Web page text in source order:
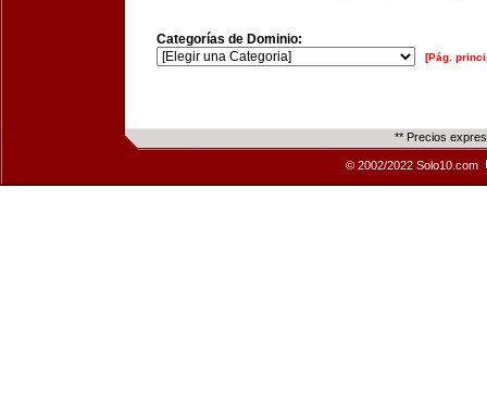
Categorías de Dominio:
[Pág.
** Precios
© 2002/2022 Solo10.com